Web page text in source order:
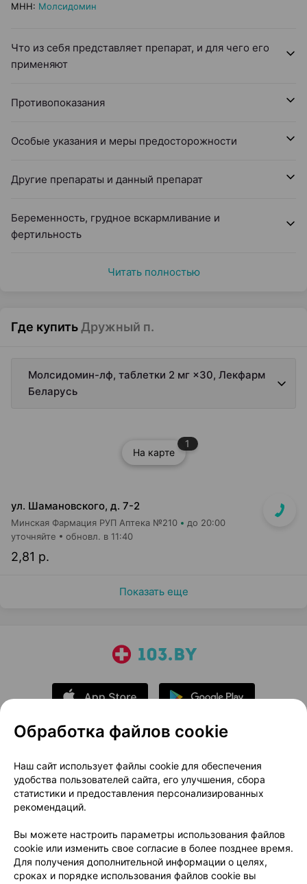
МНН: Молсидомин
Что из себя представляет препарат, и для чего его
применяют
Противопоказания
Особые указания и меры предосторожности
Другие препараты и данный препарат
Беременность, грудное вскармливание и
фертильность
Читать полностью
Где купитьДружный п.
Молсидомин-лф, таблетки 2 мг ×30, Лекфарм
Беларусь
На карте
1
ул. Шамановского, д. 7-2
Минская Фармация РУП Аптека №210 до 20:00
2,81 р.
уточняйте обновл. в 11:40
Показать еще
О проекте
Новости проекта
Размещение рекламы
Медицинский маркетинг
Публичный договор
Доставка
Способы оплаты
Вакансии
Партнеры
Написать руководителю 103.by
Написать в поддержку
Обработка файлов cookie
Наш сайт использует файлы cookie для обеспечения
удобства пользователей сайта, его улучшения, сбора
статистики и предоставления персонализированных
рекомендаций.
Вы можете настроить параметры использования файлов
cookie или изменить свое согласие в более позднее время.
Для получения дополнительной информации о целях,
сроках и порядке использования файлов cookie вы